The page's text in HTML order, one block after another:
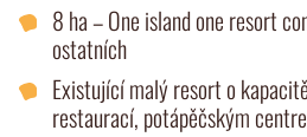
8 ha – One island one resort
ostatních
Existující malý resort o
restaurací, potápěčským